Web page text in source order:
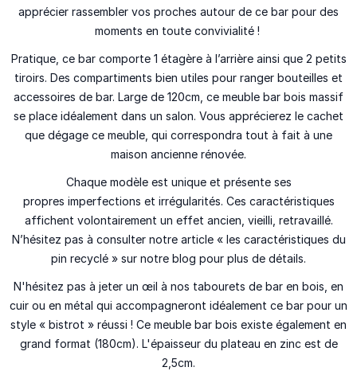
apprécier rassembler vos proches autour de ce bar pour des
moments en toute convivialité !
Pratique, ce bar comporte 1 étagère à l’arrière ainsi que 2 petits
tiroirs. Des compartiments bien utiles pour ranger bouteilles et
accessoires de bar. Large de 120cm, ce meuble bar bois massif
se place idéalement dans un salon. Vous apprécierez le cachet
que dégage ce meuble, qui correspondra tout à fait à une
maison ancienne rénovée.
Chaque modèle est unique et présente ses
propres imperfections et irrégularités. Ces caractéristiques
affichent volontairement un effet ancien, vieilli, retravaillé.
N’hésitez pas à consulter notre article « les caractéristiques du
pin recyclé » sur notre blog pour plus de détails.
N'hésitez pas à jeter un œil à nos tabourets de bar en bois, en
cuir ou en métal qui accompagneront idéalement ce bar pour un
style « bistrot » réussi ! Ce meuble bar bois existe également en
grand format (180cm). L'épaisseur du plateau en zinc est de
2,5cm.